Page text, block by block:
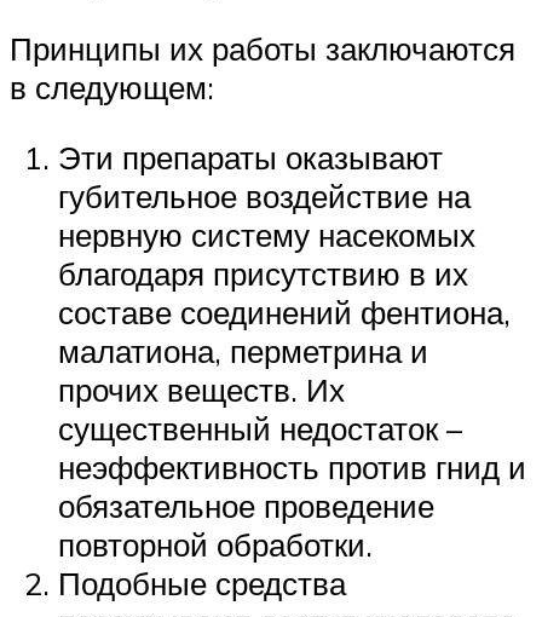
Принципы их работы заключаются
в следующем:
Эти препараты оказывают
губительное воздействие на
нервную систему насекомых
благодаря присутствию в их
составе соединений фентиона,
малатиона, перметрина и
прочих веществ. Их
существенный недостаток –
неэффективность против гнид и
обязательное проведение
повторной обработки.
Подобные средства